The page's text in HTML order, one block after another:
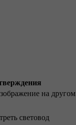
на другом
световод